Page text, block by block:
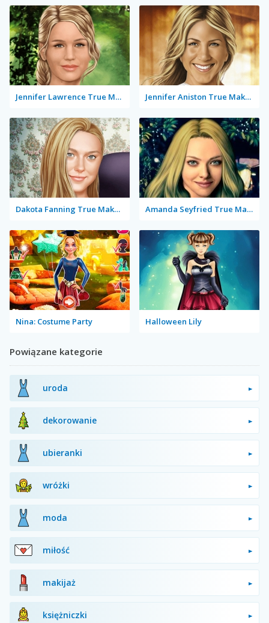
Jennifer Lawrence True Make Up Jennifer Aniston True Make Up
Dakota Fanning True Make Up Amanda Seyfried True Make Up
Nina: Costume Party Halloween Lily
Powiązane kategorie
uroda
dekorowanie
ubieranki
wróżki
moda
miłość
makijaż
księżniczki